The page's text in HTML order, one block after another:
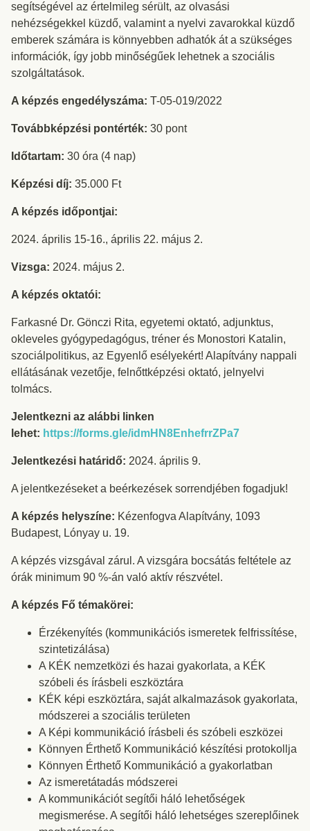
segítségével az értelmileg sérült, az olvasási
nehézségekkel küzdő, valamint a nyelvi zavarokkal küzdő
emberek számára is könnyebben adhatók át a szükséges
információk, így jobb minőségűek lehetnek a szociális
szolgáltatások.
A képzés engedélyszáma: T-05-019/2022
Továbbképzési pontérték: 30 pont
Időtartam: 30 óra (4 nap)
Képzési díj: 35.000 Ft
A képzés időpontjai:
2024. április 15-16., április 22. május 2.
Vizsga: 2024. május 2.
A képzés oktatói:
Farkasné Dr. Gönczi Rita, egyetemi oktató, adjunktus,
okleveles gyógypedagógus, tréner és Monostori Katalin,
szociálpolitikus, az Egyenlő esélyekért! Alapítvány nappali
ellátásának vezetője, felnőttképzési oktató, jelnyelvi
tolmács.
Jelentkezni az alábbi linken
lehet: https://forms.gle/idmHN8EnhefrrZPa7
Jelentkezési határidő: 2024. április 9.
A jelentkezéseket a beérkezések sorrendjében fogadjuk!
A képzés helyszíne: Kézenfogva Alapítvány, 1093
Budapest, Lónyay u. 19.
A képzés vizsgával zárul. A vizsgára bocsátás feltétele az
órák minimum 90 %-án való aktív részvétel.
A képzés Fő témakörei:
Érzékenyítés (kommunikációs ismeretek felfrissítése,
szintetizálása)
A KÉK nemzetközi és hazai gyakorlata, a KÉK
szóbeli és írásbeli eszköztára
KÉK képi eszköztára, saját alkalmazások gyakorlata,
módszerei a szociális területen
A Képi kommunikáció írásbeli és szóbeli eszközei
Könnyen Érthető Kommunikáció készítési protokollja
Könnyen Érthető Kommunikáció a gyakorlatban
Az ismeretátadás módszerei
A kommunikációt segítői háló lehetőségek
megismerése. A segítői háló lehetséges szereplőinek